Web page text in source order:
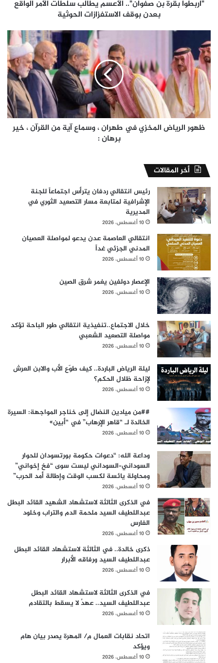
بعدن
الحوثية
"اربطوا بقرة بن صفوان".. الأعسم يطالب سلطات الأمر الواقع
بعدن بوقف الاستفزازات الحوثية
الرياض
المخزي
في
طهران
،
وسماع
آية
من
القرآن
ظهور الرياض المخزي في طهران ، وسماع آية من القرآن ، خير
برهان :
أخر المقالات
رئيس انتقالي ردفان يترأس اجتماعاً للجنة
الإشرافية لمتابعة مسار التصعيد الثوري في
المديرية
10 أغسطس، 2026
انتقالي العاصمة عدن يدعو لمواصلة العصيان
المدني الجزئي غداً
10 أغسطس، 2026
الإعصار دولفين يغمر شرق الصين
10 أغسطس، 2026
خلال الاجتماع..تنفيذية انتقالي طور الباحة تؤكد
مواصلة التصعيد الشعبي
10 أغسطس، 2026
ليلة الرياض الباردة.. كيف طوّع الأب والابن العرش
لإزاحة ظلال الحكم؟
10 أغسطس، 2026
​##من ميادين النضال إلى خناجر المواجهة: السيرة
الخالدة لـ “قاهر الإرهاب” في “أبين»
10 أغسطس، 2026
وداعة الله: “دعوات حكومة بورتسودان للحوار
السوداني–السوداني ليست سوى “فخ إخواني”
ومحاولة يائسة لكسب الوقت وإطالة أمد الحرب”
10 أغسطس، 2026
في الذكرى الثالثة لاستشهاد الشهيد القائد البطل
عبداللطيف السيد ملحمة الدم والتراب وخلود
الفارس
10 أغسطس، 2026
ذكرى خالدة.. في الثالثة لاستشهاد القائد البطل
عبداللطيف السيد ورفاقه الأبرار
10 أغسطس، 2026
في الذكرى الثالثة لاستشهاد القائد البطل
عبداللطيف السيد.. عهدٌ لا يسقط بالتقادم
10 أغسطس، 2026
اتحاد نقابات العمال م/ المهرة يصدر بيان هام
ويؤكد
10 أغسطس، 2026